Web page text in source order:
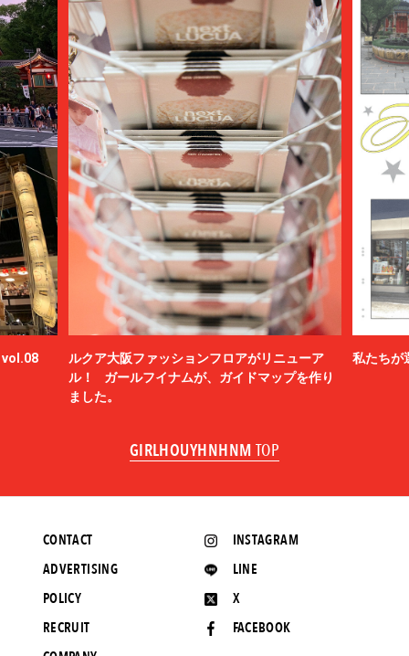
vol.08
ルクア大阪ファッションフロアがリニューア
ル！ ガールフイナムが、ガイドマップを作り
ました。
私たちが
GIRLHOUYHNHNM TOP
INSTAGRAM
LINE
X
FACEBOOK
CONTACT
ADVERTISING
POLICY
RECRUIT